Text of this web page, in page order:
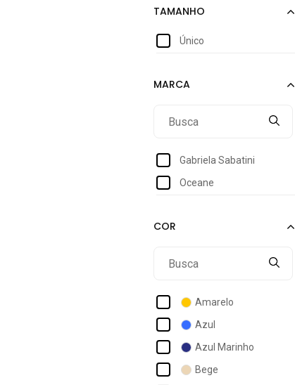
Único
Gabriela Sabatini
Oceane
Amarelo
Azul
Azul Marinho
Bege